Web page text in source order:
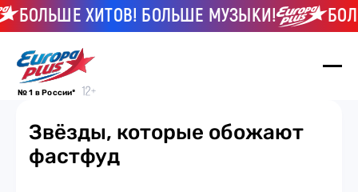
ХИТОВ! БОЛЬШЕ МУЗЫКИ!
№ 1 в России*
Звёзды, которые обожают
фастфуд